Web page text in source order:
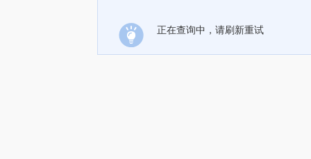
正在查询中，请刷新重试